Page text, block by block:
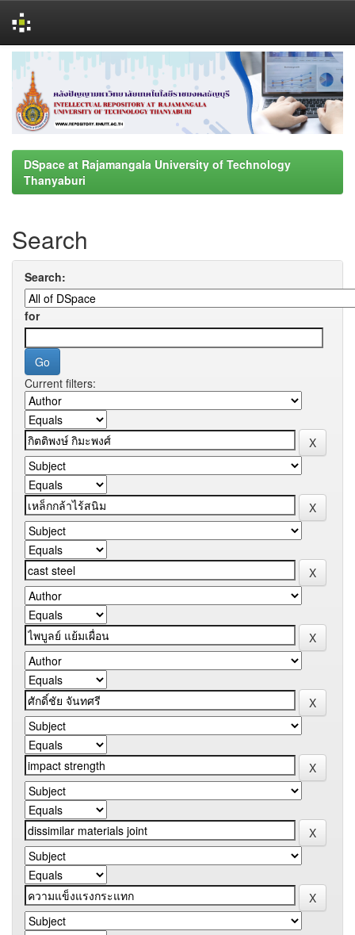
navigation
DSpace at Rajamangala University of Technology
Thanyaburi
Search
Search:
for
Current filters: